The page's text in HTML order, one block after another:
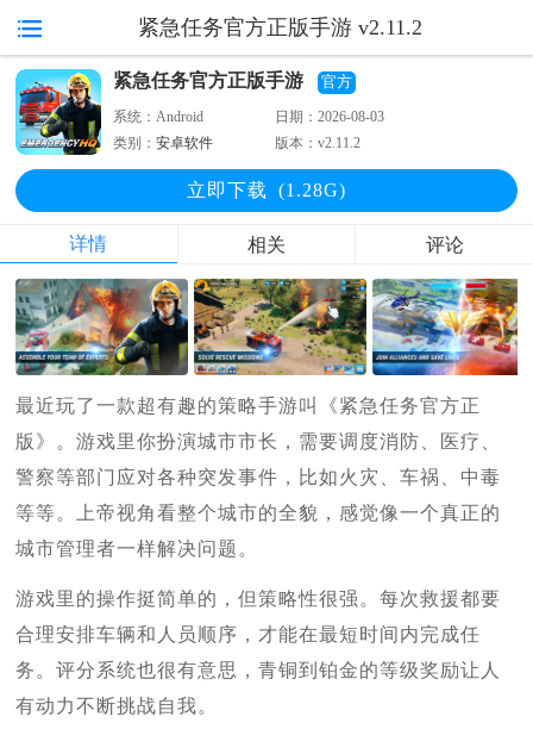
紧急任务官方正版手游 v2.11.2
紧急任务官方正版手游 官方
系统：Android 日期：2026-08-03
类别：安卓软件 版本：v2.11.2
立即下载 (1.28G)
详情 相关 评论
最近玩了一款超有趣的策略手游叫《紧急任务官方正
版》。游戏里你扮演城市市长，需要调度消防、医疗、
警察等部门应对各种突发事件，比如火灾、车祸、中毒
等等。上帝视角看整个城市的全貌，感觉像一个真正的
城市管理者一样解决问题。
游戏里的操作挺简单的，但策略性很强。每次救援都要
合理安排车辆和人员顺序，才能在最短时间内完成任
务。评分系统也很有意思，青铜到铂金的等级奖励让人
有动力不断挑战自我。